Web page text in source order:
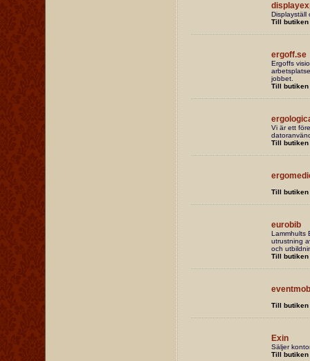
Displayställ
Till butiken
ergoff.se
Ergoffs
jobbet.
Till butiken
Vi är ett
Till butiken
Till butiken
eurobib
Lammhults
utrustning
och
Till butiken
Till butiken
Exin
Säljer
Till butiken